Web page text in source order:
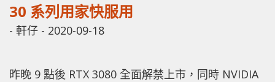
30 系列用家快服用
- 軒仔 - 2020-09-18
昨晚 9 點後 RTX 3080 全面解禁上市，同時 NVIDIA